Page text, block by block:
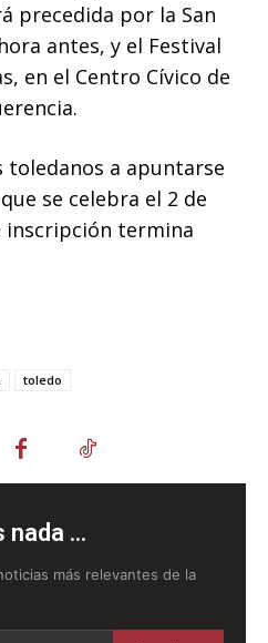
precedida por la San
antes, y el Festival
en el Centro Cívico de
toledanos a apuntarse
se celebra el 2 de
inscripción termina
toledo
nada ...
más relevantes de la